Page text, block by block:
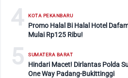
4 KOTA PEKANBARU
Promo Halal Bi Halal Hotel
Mulai Rp125 Ribu!
5 SUMATERA BARAT
Hindari Macet! Dirlantas Polda
One Way Padang-Bukittinggi